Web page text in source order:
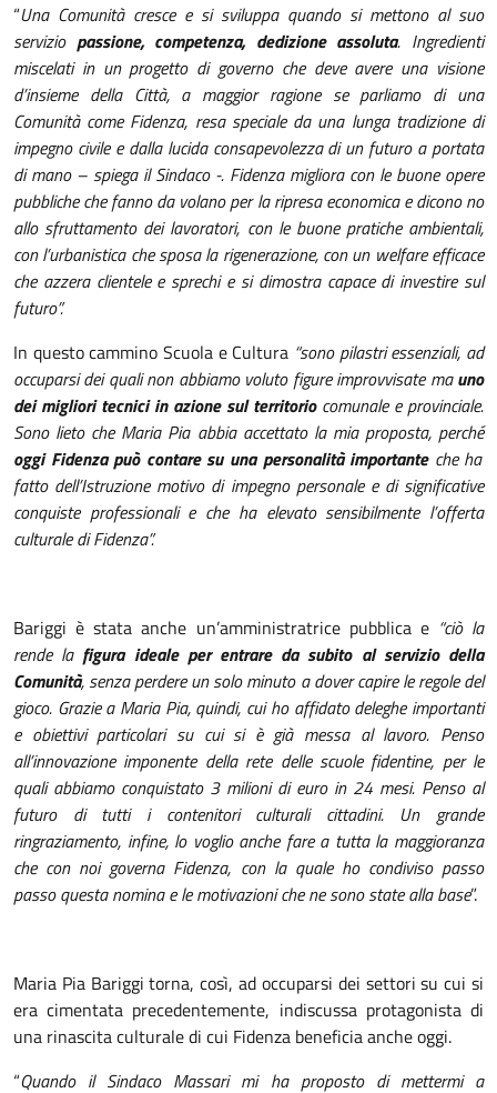
“Una Comunità cresce e si sviluppa quando si mettono al suo
servizio passione, competenza, dedizione assoluta. Ingredienti
miscelati in un progetto di governo che deve avere una visione
d’insieme della Città, a maggior ragione se parliamo di una
Comunità come Fidenza, resa speciale da una lunga tradizione di
impegno civile e dalla lucida consapevolezza di un futuro a portata
di mano – spiega il Sindaco -. Fidenza migliora con le buone opere
pubbliche che fanno da volano per la ripresa economica e dicono no
allo sfruttamento dei lavoratori, con le buone pratiche ambientali,
con l’urbanistica che sposa la rigenerazione, con un welfare efficace
che azzera clientele e sprechi e si dimostra capace di investire sul
futuro”.
In questo cammino Scuola e Cultura “sono pilastri essenziali, ad
occuparsi dei quali non abbiamo voluto figure improvvisate mauno
dei migliori tecnici in azione sul territorio comunale e provinciale.
Sono lieto che Maria Pia abbia accettato la mia proposta, perché
oggi Fidenza può contare su una personalità importante che ha
fatto dell’Istruzione motivo di impegno personale e di significative
conquiste professionali e che ha elevato sensibilmente l’offerta
culturale di Fidenza”.
Bariggi è stata anche un’amministratrice pubblica e “ciò la
rende lafigura ideale per entrare da subito al servizio della
Comunità, senza perdere un solo minuto a dover capire le regole del
gioco. Grazie a Maria Pia, quindi, cui ho affidato deleghe importanti
e obiettivi particolari su cui si è già messa al lavoro. Penso
all’innovazione imponente della rete delle scuole fidentine, per le
quali abbiamo conquistato 3 milioni di euro in 24 mesi. Penso al
futuro di tutti i contenitori culturali cittadini. Un grande
ringraziamento, infine, lo voglio anche fare a tutta la maggioranza
che con noi governa Fidenza, con la quale ho condiviso passo
passo questa nomina e le motivazioni che ne sono state alla base”.
Maria Pia Bariggi torna, così, ad occuparsi dei settori su cui si
era cimentata precedentemente, indiscussa protagonista di
una rinascita culturale di cui Fidenza beneficia anche oggi.
“Quando il Sindaco Massari mi ha proposto di mettermi a